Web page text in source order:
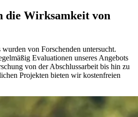
die Wirksamkeit von
von Forschenden untersucht.
Evaluationen unseres Angebots
von der Abschlussarbeit bis hin zu
Projekten bieten wir kostenfreien